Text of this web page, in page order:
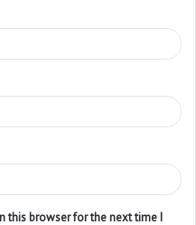
this browser for the next time I